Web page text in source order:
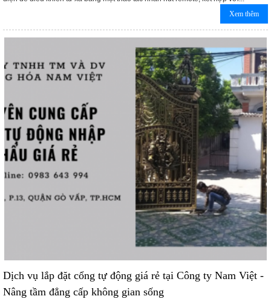
Xem thêm
Dịch vụ lắp đặt cổng tự động giá rẻ tại Công ty Nam Việt -
Nâng tầm đẳng cấp không gian sống